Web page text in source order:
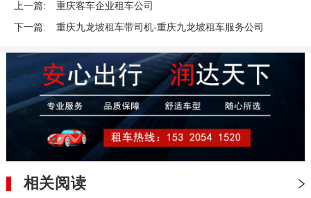
上一篇: 重庆客车企业租车公司
下一篇: 重庆九龙坡租车带司机-重庆九龙坡租车服务公司
相关阅读